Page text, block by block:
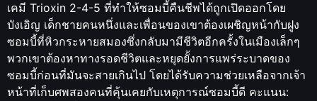
เคมี Trioxin 2-4-5 ที่ทำให้ซอมบี้คืนชีพได้ถูกเปิดออกโดย
บังเอิญ เด็กชายคนหนึ่งและเพื่อนของเขาต้องเผชิญหน้ากับฝูง
ซอมบี้ที่หิวกระหายสมองซึ่งกลับมามีชีวิตอีกครั้งในเมืองเล็กๆ
พวกเขาต้องหาทางรอดชีวิตและหยุดยั้งการแพร่ระบาดของ
ซอมบี้ก่อนที่มันจะสายเกินไป โดยได้รับความช่วยเหลือจากเจ้า
หน้าที่เก็บศพสองคนที่คุ้นเคยกับเหตุการณ์ซอมบี้ดี คะแนน: